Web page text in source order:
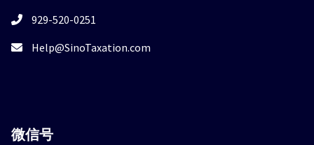
929-520-0251
Help@SinoTaxation.com
微信号